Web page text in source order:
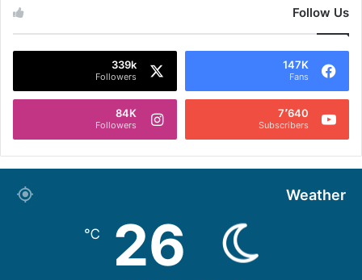
Follow Us
147K
Fans
339k
Followers
7٬640
Subscribers
84K
Followers
Weather
26
℃